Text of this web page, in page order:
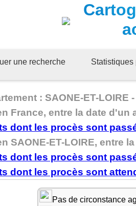
une recherche Statistiques
: SAONE-ET-
France, entre la date d'un
SAONE-ET-LOIRE, entre
Pas de circonstance